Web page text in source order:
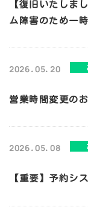
【復旧いたしま
ム障害のため一
2026.05.20
営業時間変更の
2026.05.08
【重要】予約シ